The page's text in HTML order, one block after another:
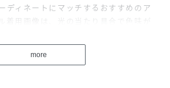
ディネートにマッチするおすすめのア
着用画像は、光の当たり具合で色味が
って見える場合がございます。
more